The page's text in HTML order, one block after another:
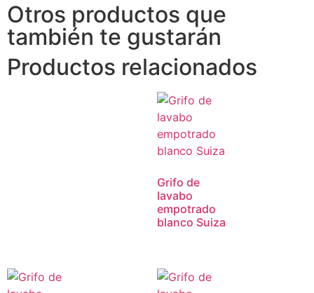
Otros productos que
también te gustarán
Productos relacionados
Grifo de
lavabo
empotrado
blanco Suiza